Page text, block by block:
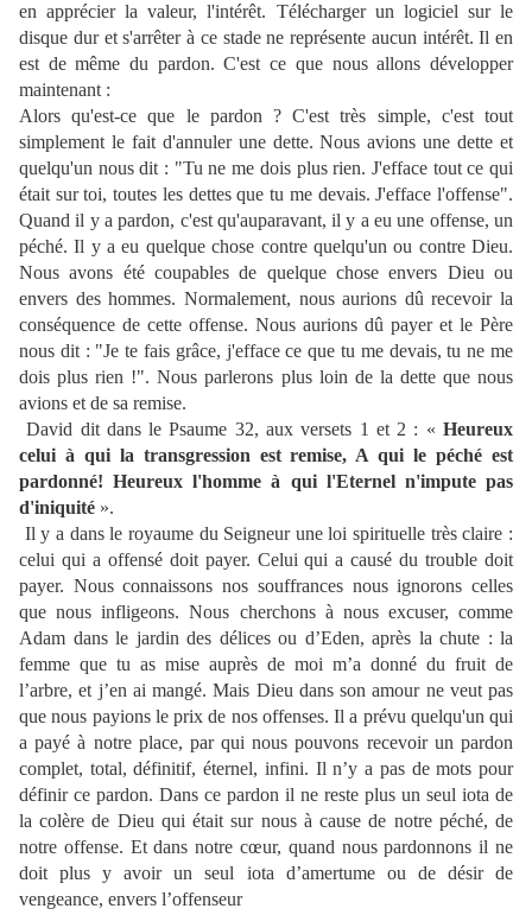
en apprécier la valeur, l'intérêt. Télécharger un logiciel sur le
disque dur et s'arrêter à ce stade ne représente aucun intérêt. Il en
est de même du pardon. C'est ce que nous allons développer
maintenant :
Alors qu'est-ce que le pardon ? C'est très simple, c'est tout
simplement le fait d'annuler une dette. Nous avions une dette et
quelqu'un nous dit : "Tu ne me dois plus rien. J'efface tout ce qui
était sur toi, toutes les dettes que tu me devais. J'efface l'offense".
Quand il y a pardon, c'est qu'auparavant, il y a eu une offense, un
péché. Il y a eu quelque chose contre quelqu'un ou contre Dieu.
Nous avons été coupables de quelque chose envers Dieu ou
envers des hommes. Normalement, nous aurions dû recevoir la
conséquence de cette offense. Nous aurions dû payer et le Père
nous dit : "Je te fais grâce, j'efface ce que tu me devais, tu ne me
dois plus rien !". Nous parlerons plus loin de la dette que nous
avions et de sa remise.
David dit dans le Psaume 32, aux versets 1 et 2 : « Heureux
celui à qui la transgression est remise, A qui le péché est
pardonné! Heureux l'homme à qui l'Eternel n'impute pas
d'iniquité ».
Il y a dans le royaume du Seigneur une loi spirituelle très claire :
celui qui a offensé doit payer. Celui qui a causé du trouble doit
payer. Nous connaissons nos souffrances nous ignorons celles
que nous infligeons. Nous cherchons à nous excuser, comme
Adam dans le jardin des délices ou d’Eden, après la chute : la
femme que tu as mise auprès de moi m’a donné du fruit de
l’arbre, et j’en ai mangé. Mais Dieu dans son amour ne veut pas
que nous payions le prix de nos offenses. Il a prévu quelqu'un qui
a payé à notre place, par qui nous pouvons recevoir un pardon
complet, total, définitif, éternel, infini. Il n’y a pas de mots pour
définir ce pardon. Dans ce pardon il ne reste plus un seul iota de
la colère de Dieu qui était sur nous à cause de notre péché, de
notre offense. Et dans notre cœur, quand nous pardonnons il ne
doit plus y avoir un seul iota d’amertume ou de désir de
vengeance, envers l’offenseur